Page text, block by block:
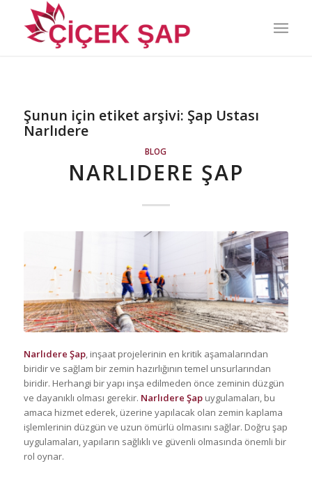
Şunun için etiket arşivi: Şap Ustası
Narlıdere
BLOG
NARLIDERE ŞAP
Narlıdere Şap, inşaat projelerinin en kritik aşamalarından
biridir ve sağlam bir zemin hazırlığının temel unsurlarından
biridir. Herhangi bir yapı inşa edilmeden önce zeminin düzgün
ve dayanıklı olması gerekir. Narlıdere Şapuygulamaları, bu
amaca hizmet ederek, üzerine yapılacak olan zemin kaplama
işlemlerinin düzgün ve uzun ömürlü olmasını sağlar. Doğru şap
uygulamaları, yapıların sağlıklı ve güvenli olmasında önemli bir
rol oynar.